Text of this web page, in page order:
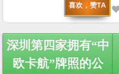
喜欢，赞TA
Post
navigation
深圳第四家拥有“中
欧卡航”牌照的公